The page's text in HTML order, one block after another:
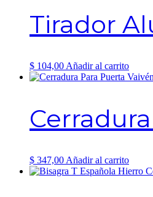
Tirador
$ 104,00 Añadir al carrito
$ 347,00 Añadir al carrito